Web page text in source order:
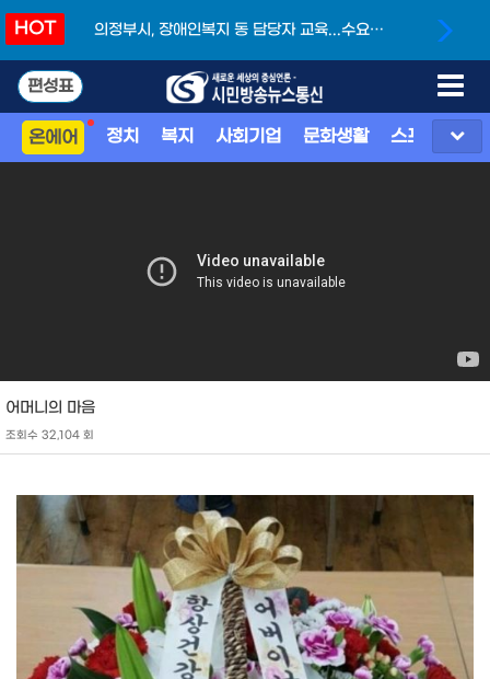
HOT
...수요자
구리시장애인종합복지관, ‘양평 숲체험 나들이
편성표
온에어 정치 복지 사회기업 문화생활 스포츠 지
어머니의 마음
조회수 32,104 회